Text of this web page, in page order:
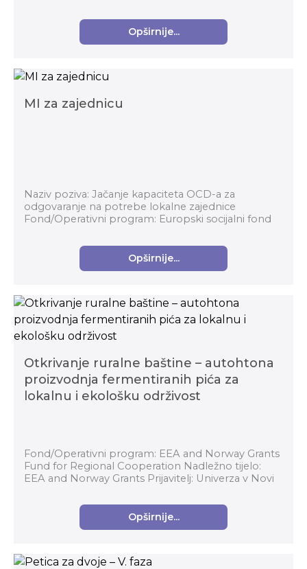
energetsk...
Opširnije...
MI za zajednicu
Naziv poziva: Jačanje kapaciteta OCD-a za
odgovaranje na potrebe lokalne zajednice
Fond/Operativni program: Europski socijalni fond
Opširnije...
Otkrivanje ruralne baštine – autohtona
proizvodnja fermentiranih pića za
lokalnu i ekološku održivost
Fond/Operativni program: EEA and Norway Grants
Fund for Regional Cooperation Nadležno tijelo:
EEA and Norway Grants Prijavitelj: Univerza v Novi
Opširnije...